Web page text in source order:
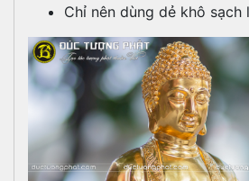
Chỉ nên dùng dẻ khô sạch